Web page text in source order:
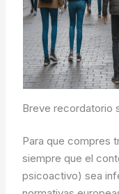
Breve recordatorio
Para que compres
siempre que el
psicoactivo) sea